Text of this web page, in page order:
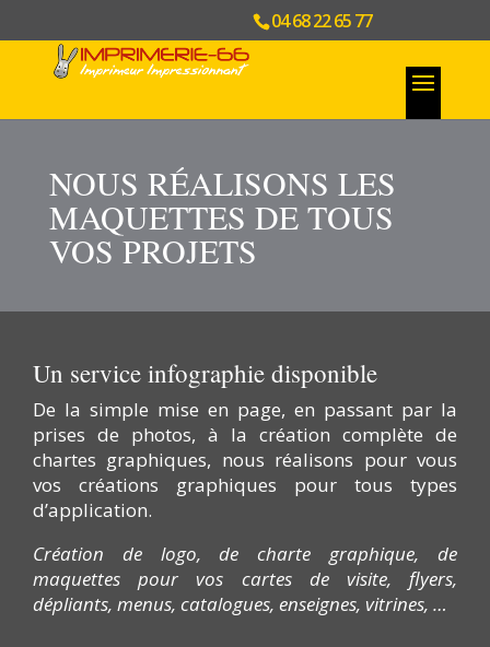
04 68 22 65 77
NOUS RÉALISONS LES
MAQUETTES DE TOUS
VOS PROJETS
Un service infographie disponible
De la simple mise en page, en passant par la
prises de photos, à la création complète de
chartes graphiques, nous réalisons pour vous
vos créations graphiques pour tous types
d’application.
Création de logo, de charte graphique, de
maquettes pour vos cartes de visite, flyers,
dépliants, menus, catalogues, enseignes, vitrines, …